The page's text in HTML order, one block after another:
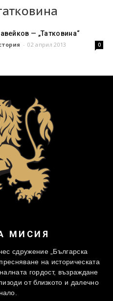
— „Татковина“
- 02 април 2013 0
МИСИЯ
сдружение „Българска
на историческата
гордост, възраждане
от близкото и далечно